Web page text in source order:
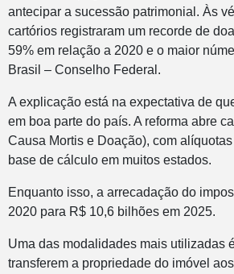
antecipar a sucessão patrimonial. Às
cartórios registraram um recorde de
59% em relação a 2020 e o maior
Brasil – Conselho Federal.
A explicação está na expectativa de
em boa parte do país. A reforma abre
Causa Mortis e Doação), com
base de cálculo em muitos estados.
Enquanto isso, a arrecadação do
2020 para R$ 10,6 bilhões em 2025.
Uma das modalidades mais utilizadas
transferem a propriedade do imóvel